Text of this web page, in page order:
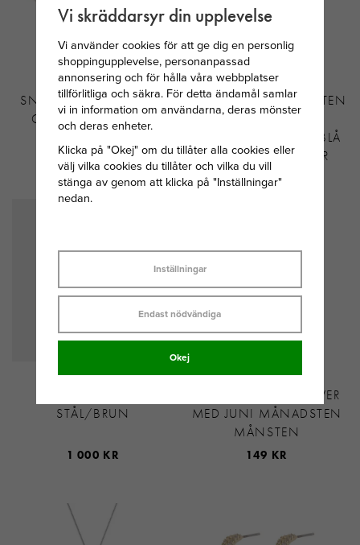
SNÖ OF SWEDEN EIRA
CRYSTAL ÖRHÄNGE
MÄSSING
299 KR
SVEDBOM MÅNADSSTEN
HJÄRTA
DECEMBER/TURKOSBLÅ
STEN 34 CM SILVER
295 KR
SKULTUNA LÄDER
STÅL/BRUN
1 000 KR
SVEDBOM
HÄNGSMYCKE I SILVER
MED JUNI MÅNADSTEN
MÅNSTEN
149 KR
Vi skräddarsyr din upplevelse
Vi använder cookies för att ge dig en personlig
shoppingupplevelse, personanpassad
annonsering och för hålla våra webbplatser
tillförlitliga och säkra. För detta ändamål samlar
vi in information om användarna, deras mönster
och deras enheter.
Klicka på "Okej" om du tillåter alla cookies eller
välj vilka cookies du tillåter och vilka du vill
stänga av genom att klicka på "Inställningar"
nedan.
Inställningar
Endast nödvändiga
Okej